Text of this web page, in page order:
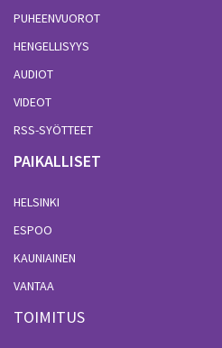
PUHEENVUOROT
HENGELLISYYS
AUDIOT
VIDEOT
RSS-SYÖTTEET
PAIKALLISET
HELSINKI
ESPOO
KAUNIAINEN
VANTAA
TOIMITUS